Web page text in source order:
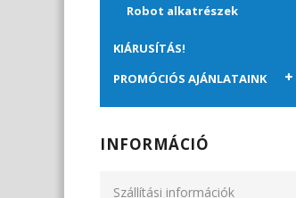
Robot alkatrészek
KIÁRUSÍTÁS!
PROMÓCIÓS AJÁNLATAINK
INFORMÁCIÓ
Szállítási információk